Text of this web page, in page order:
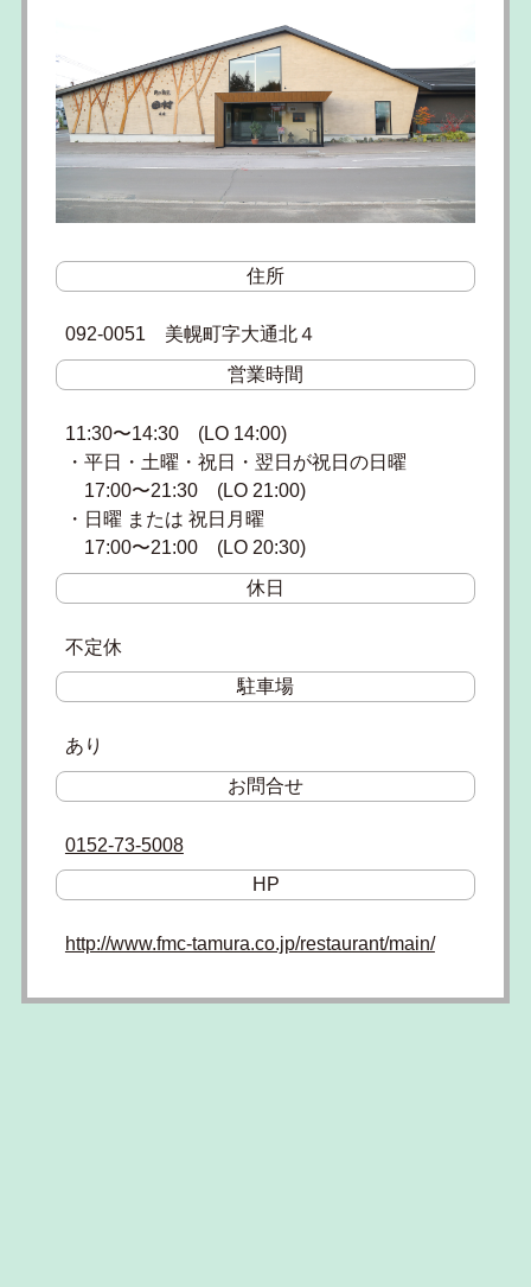
住所
092-0051 美幌町字大通北４
営業時間
11:30〜14:30 (LO 14:00)
・平日・土曜・祝日・翌日が祝日の日曜
17:00〜21:30 (LO 21:00)
・日曜 または 祝日月曜
17:00〜21:00 (LO 20:30)
休日
不定休
駐車場
あり
お問合せ
0152-73-5008
HP
http://www.fmc-tamura.co.jp/restaurant/main/